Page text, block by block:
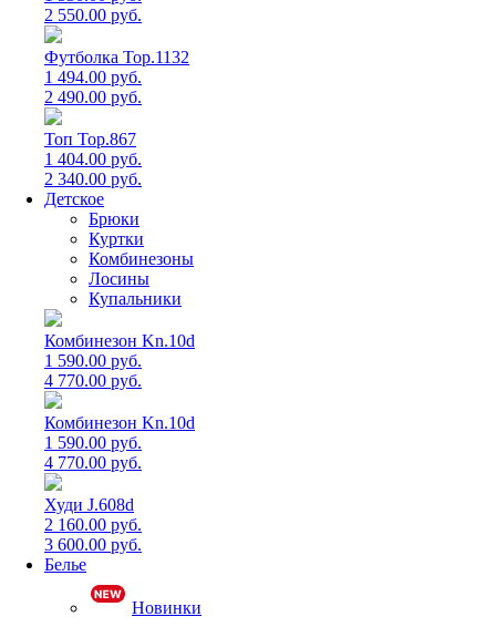
2 550.00 руб.
Футболка Top.1132
1 494.00 руб.
2 490.00 руб.
Топ Top.867
1 404.00 руб.
2 340.00 руб.
Детское
Брюки
Куртки
Комбинезоны
Лосины
Купальники
Комбинезон Kn.10d
1 590.00 руб.
4 770.00 руб.
Комбинезон Kn.10d
1 590.00 руб.
4 770.00 руб.
Худи J.608d
2 160.00 руб.
3 600.00 руб.
Белье
Новинки